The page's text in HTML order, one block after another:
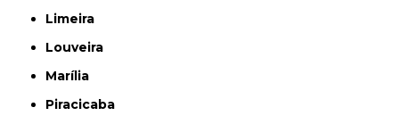
Limeira
Louveira
Marília
Piracicaba